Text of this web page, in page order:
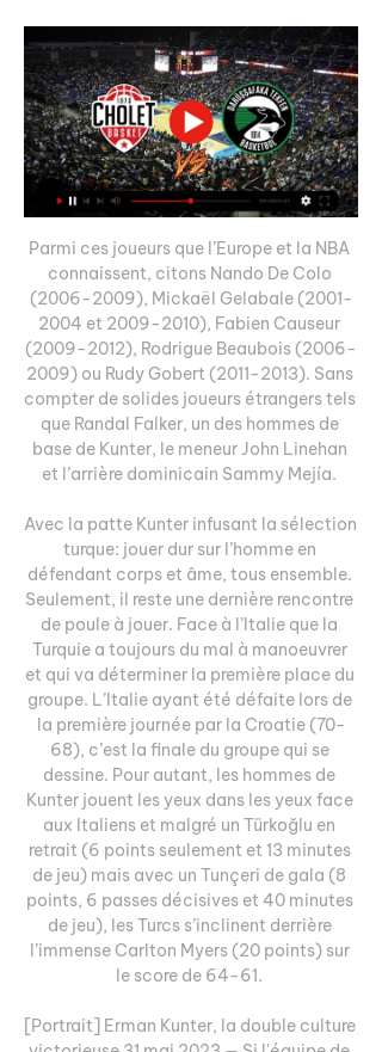
Parmi ces joueurs que l’Europe et la NBA
connaissent, citons Nando De Colo
(2006-2009), Mickaël Gelabale (2001-
2004 et 2009-2010), Fabien Causeur
(2009-2012), Rodrigue Beaubois (2006-
2009) ou Rudy Gobert (2011-2013). Sans
compter de solides joueurs étrangers tels
que Randal Falker, un des hommes de
base de Kunter, le meneur John Linehan
et l’arrière dominicain Sammy Mejía.
Avec la patte Kunter infusant la sélection
turque: jouer dur sur l’homme en
défendant corps et âme, tous ensemble.
Seulement, il reste une dernière rencontre
de poule à jouer. Face à l’Italie que la
Turquie a toujours du mal à manoeuvrer
et qui va déterminer la première place du
groupe. L’Italie ayant été défaite lors de
la première journée par la Croatie (70-
68), c’est la finale du groupe qui se
dessine. Pour autant, les hommes de
Kunter jouent les yeux dans les yeux face
aux Italiens et malgré un Türkoğlu en
retrait (6 points seulement et 13 minutes
de jeu) mais avec un Tunçeri de gala (8
points, 6 passes décisives et 40 minutes
de jeu), les Turcs s’inclinent derrière
l’immense Carlton Myers (20 points) sur
le score de 64-61.
[Portrait] Erman Kunter, la double culture